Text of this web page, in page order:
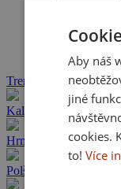
Trenky s vlastním
Kalhotky s vlastním
Hrnky s vlastním
Polštáře s vlastním
Aby náš
jiné
cookies.
to! Více